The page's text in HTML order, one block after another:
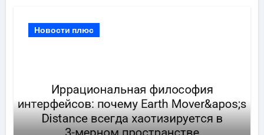
Новости плюс